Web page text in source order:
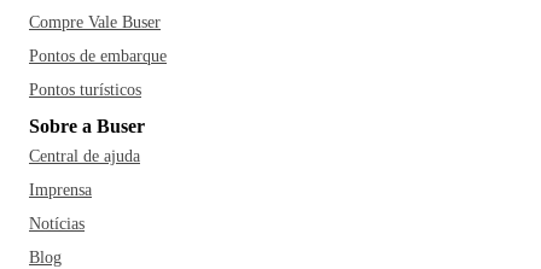
Compre Vale Buser
Pontos de embarque
Pontos turísticos
Sobre a Buser
Central de ajuda
Imprensa
Notícias
Blog